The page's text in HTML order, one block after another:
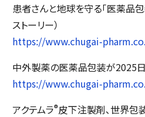
患者さんと地球を守る「医薬品
ストーリー）
https://www.chugai-
中外製薬の医薬品包装が2025日
https://www.chugai-
アクテムラ®皮下注製剤、世界包